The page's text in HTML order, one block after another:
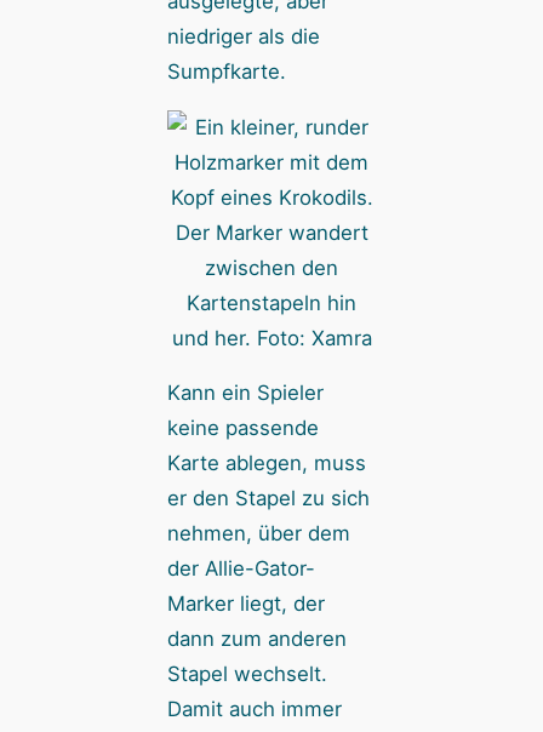
niedriger als die
Sumpfkarte.
Der Marker wandert
zwischen den
Kartenstapeln hin
und her. Foto: Xamra
Kann ein Spieler
keine passende
Karte ablegen, muss
er den Stapel zu sich
nehmen, über dem
der Allie-Gator-
Marker liegt, der
dann zum anderen
Stapel wechselt.
Damit auch immer